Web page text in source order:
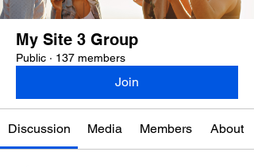
My Site 3 Group
Public · 137 members
Join
Discussion Media Members About